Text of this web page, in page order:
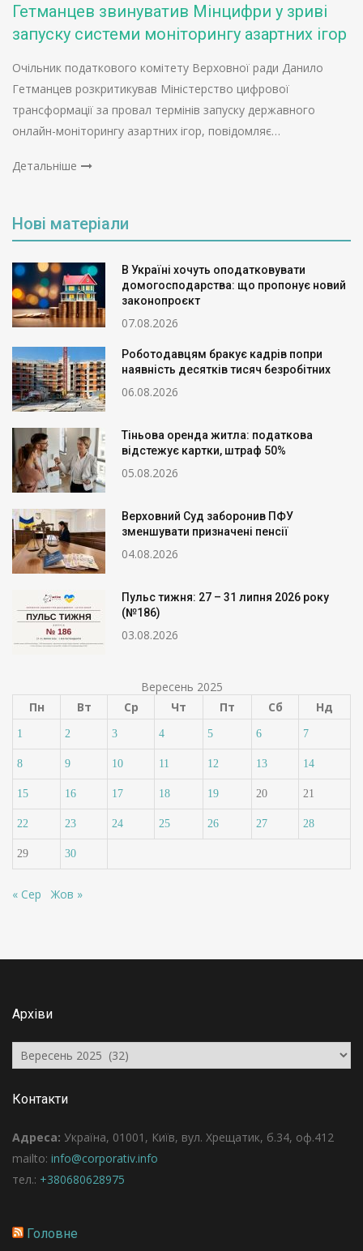
Гетманцев звинуватив Мінцифри у зриві
запуску системи моніторингу азартних ігор
Очільник податкового комітету Верховної ради Данило
Гетманцев розкритикував Міністерство цифрової
трансформації за провал термінів запуску державного
онлайн-моніторингу азартних ігор, повідомляє…
Детальніше
Нові матеріали
В Україні хочуть оподатковувати
домогосподарства: що пропонує новий
законопроєкт
07.08.2026
Роботодавцям бракує кадрів попри
наявність десятків тисяч безробітних
06.08.2026
Тіньова оренда житла: податкова
відстежує картки, штраф 50%
05.08.2026
Верховний Суд заборонив ПФУ
зменшувати призначені пенсії
04.08.2026
Пульс тижня: 27 – 31 липня 2026 року
(№186)
03.08.2026
Вересень 2025
Пн
Вт Ср Чт Пт Сб Нд
1 2 3 4 5 6 7
8 9 10 11 12 13 14
15 16 17 18 19 20 21
22 23 24 25 26 27 28
29 30
« Сер Жов »
Архіви
Архіви
Контакти
Адреса: Україна, 01001, Київ, вул. Хрещатик, б.34, оф.412
mailto: info@corporativ.info
тел.: +380680628975
Головне